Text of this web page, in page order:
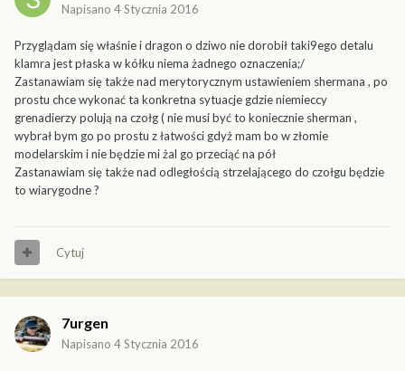
Napisano 4 Stycznia 2016
Przyglądam się właśnie i dragon o dziwo nie dorobił taki9ego detalu
klamra jest płaska w kółku niema żadnego oznaczenia;/
Zastanawiam się także nad merytorycznym ustawieniem shermana , po
prostu chce wykonać ta konkretna sytuacje gdzie niemieccy
grenadierzy polują na czołg ( nie musi być to koniecznie sherman ,
wybrał bym go po prostu z łatwości gdyż mam bo w złomie
modelarskim i nie będzie mi żal go przeciąć na pół
Zastanawiam się także nad odległością strzelającego do czołgu będzie
to wiarygodne ?
Cytuj
7urgen
Napisano 4 Stycznia 2016